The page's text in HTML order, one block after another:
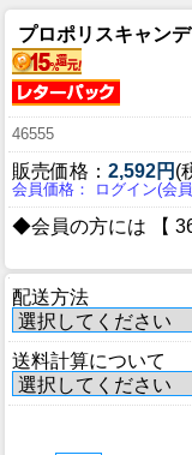
プロポリスキャン
46555
販売価格： 2,592円 (
会員価格： ログイン(会
◆会員の方には 【
配送方法
送料計算について